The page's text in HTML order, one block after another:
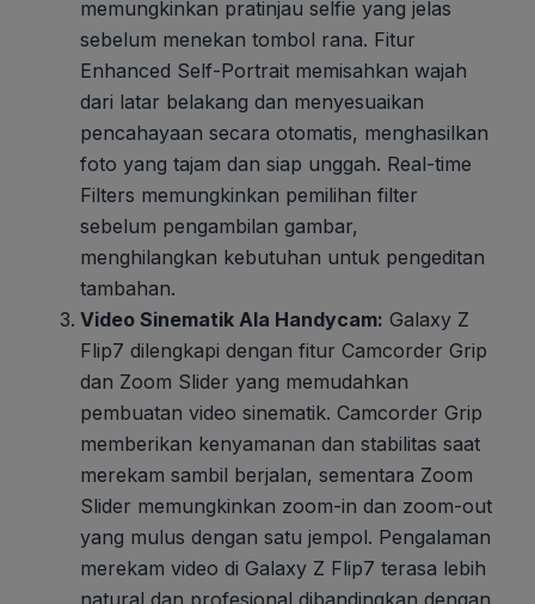
memungkinkan pratinjau selfie yang jelas
sebelum menekan tombol rana. Fitur
Enhanced Self-Portrait memisahkan wajah
dari latar belakang dan menyesuaikan
pencahayaan secara otomatis, menghasilkan
foto yang tajam dan siap unggah. Real-time
Filters memungkinkan pemilihan filter
sebelum pengambilan gambar,
menghilangkan kebutuhan untuk pengeditan
tambahan.
Video Sinematik Ala Handycam: Galaxy Z
Flip7 dilengkapi dengan fitur Camcorder Grip
dan Zoom Slider yang memudahkan
pembuatan video sinematik. Camcorder Grip
memberikan kenyamanan dan stabilitas saat
merekam sambil berjalan, sementara Zoom
Slider memungkinkan zoom-in dan zoom-out
yang mulus dengan satu jempol. Pengalaman
merekam video di Galaxy Z Flip7 terasa lebih